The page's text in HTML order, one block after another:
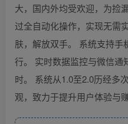
大，国内外均受欢迎，为捡
过全自动化操作，实现无需
肤，解放双手。 系统支持
行。 实时数据监控与微信通
时。 系统从1.0至2.0历经多
观，致力于提升用户体验与